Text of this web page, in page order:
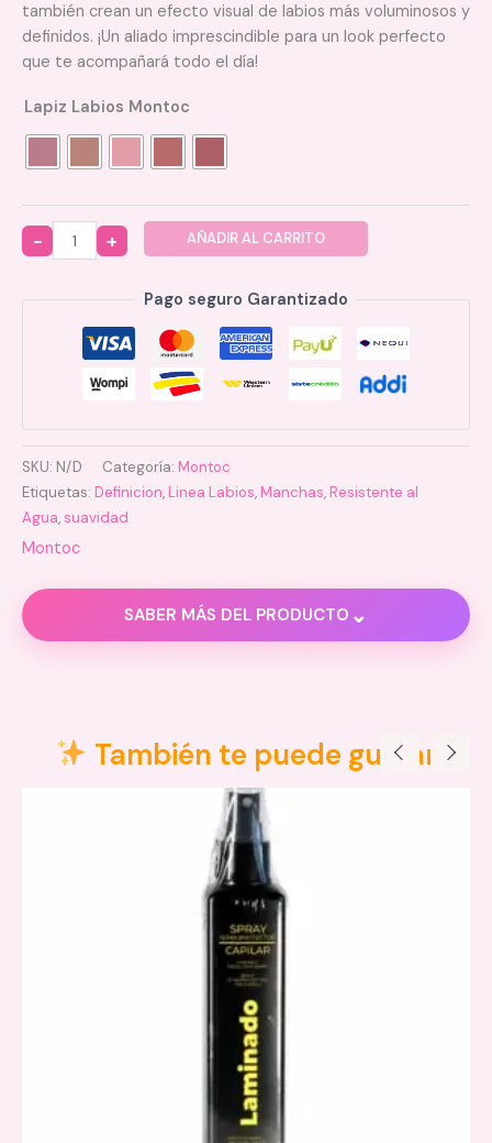
también crean un efecto visual de labios más voluminosos y
definidos. ¡Un aliado imprescindible para un look perfecto
que te acompañará todo el día!
Lapiz Labios Montoc
Quantity
AÑADIR AL CARRITO
Pago seguro Garantizado
SKU: N/D Categoría: Montoc
Etiquetas: Definicion, Linea Labios, Manchas, Resistente al
Agua,suavidad
Montoc
SABER MÁS DEL PRODUCTO ⌄
Lapiz Labios
Montoc
Baies, Brise, Doré, Éclat, Rouge
También te puede gustar